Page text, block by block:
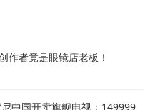
作者竟是眼镜店老板！
中国开卖旗舰电视：149999